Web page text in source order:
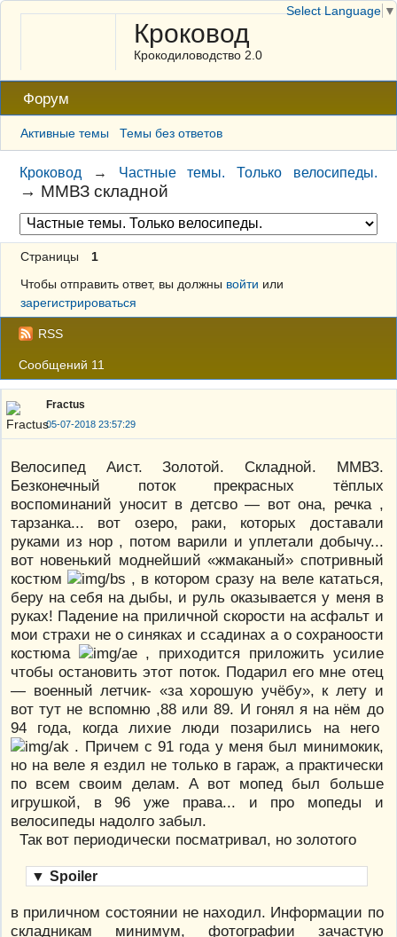
Кроковод
Крокодиловодство 2.0
Форум
Активные темы Темы без ответов
Кроковод → Частные темы. Только велосипеды.
→ ММВЗ складной
Страницы
1
Чтобы отправить ответ, вы должны войти или
зарегистрироваться
RSS
Сообщений 11
Fractus
05-07-2018 23:57:29
Велосипед Аист. Золотой. Складной. ММВЗ.
Безконечный поток прекрасных тёплых
воспоминаний уносит в детсво — вот она, речка ,
тарзанка... вот озеро, раки, которых доставали
руками из нор , потом варили и уплетали добычу...
вот новенький моднейший «жмаканый» спотривный
костюм
, в котором сразу на веле кататься,
беру на себя на дыбы, и руль оказывается у меня в
руках! Падение на приличной скорости на асфальт и
мои страхи не о синяках и ссадинах а о сохраноости
костюма
, приходится приложить усилие
чтобы остановить этот поток. Подарил его мне отец
— военный летчик- «за хорошую учёбу», к лету и
вот тут не вспомню ,88 или 89. И гонял я на нём до
94 года, когда лихие люди позарились на него
. Причем с 91 года у меня был минимокик,
но на веле я ездил не только в гараж, а практически
по всем своим делам. А вот мопед был больше
игрушкой, в 96 уже права... и про мопеды и
велосипеды надолго забыл.
Так вот периодически посматривал, но золотого
▼ Spoiler
в приличном состоянии не находил. Информации по
складникам минимум, фотографии зачастую
Select Language ▼